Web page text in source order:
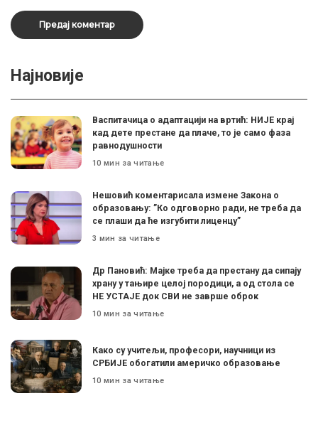
Најновије
Васпитачица о адаптацији на вртић: НИЈЕ крај
кад дете престане да плаче, то је само фаза
равнодушности
10 мин за читање
Нешовић коментарисала измене Закона о
образовању: ”Ко одговорно ради, не треба да
се плаши да ће изгубити лиценцу”
3 мин за читање
Др Пановић: Мајке треба да престану да сипају
храну у тањире целој породици, а од стола се
НЕ УСТАЈЕ док СВИ не заврше оброк
10 мин за читање
Како су учитељи, професори, научници из
СРБИЈЕ обогатили америчко образовање
10 мин за читање